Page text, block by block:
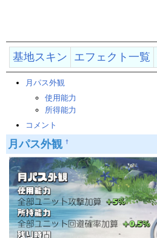
基地スキン エフェクト一覧
月パス外観
使用能力
所得能力
コメント
月パス外観 †